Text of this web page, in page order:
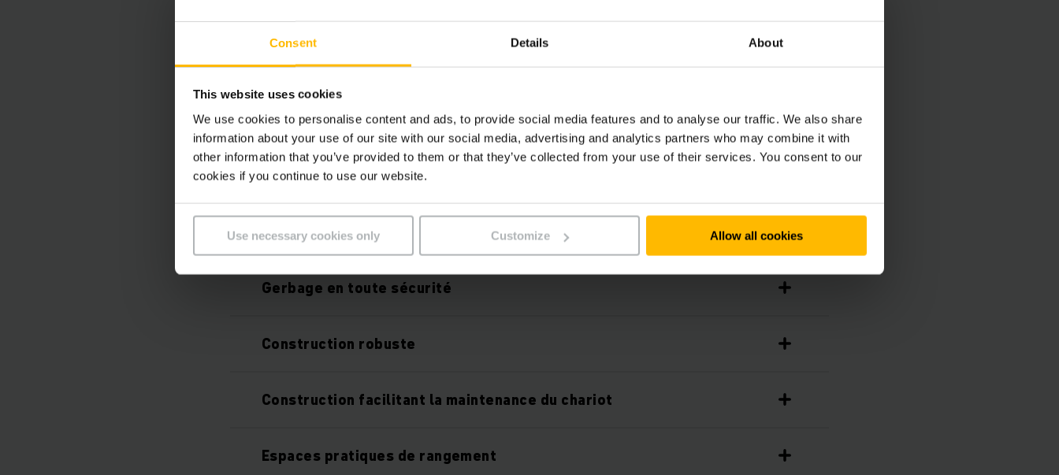
Consent Details About
This website uses cookies
We use cookies to personalise content and ads, to provide social media features and to analyse our traffic. We also share
information about your use of our site with our social media, advertising and analytics partners who may combine it with
other information that you’ve provided to them or that they’ve collected from your use of their services. You consent to our
cookies if you continue to use our website.
Use necessary cookies only Customize Allow all cookies
Technologie d'entraînement et commande intelligentes
Longue durée d'utilisation
Technologie lithium-ions
Information en temps réel
Gerbage en toute sécurité
Construction robuste
Construction facilitant la maintenance du chariot
Espaces pratiques de rangement